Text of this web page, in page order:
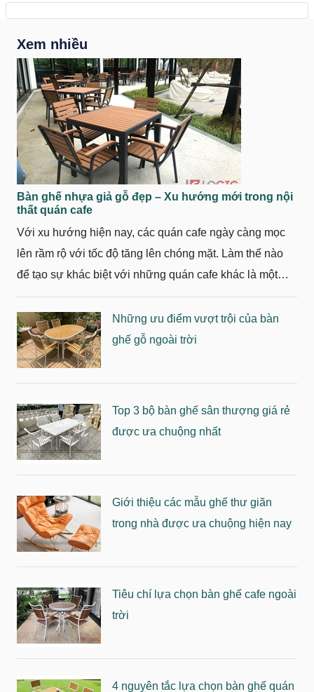
Xem nhiều
Bàn ghế nhựa giả gỗ đẹp – Xu hướng mới trong nội
thất quán cafe
Với xu hướng hiện nay, các quán cafe ngày càng mọc
lên rầm rộ với tốc độ tăng lên chóng mặt. Làm thế nào
để tạo sự khác biệt với những quán cafe khác là một
việc không hề dễ dàng. Vậy tại sao không thử bố trí
những bộ bàn ghế nhựa giả gỗ đẹp với nhiều kiểu dáng
cho không gian quán cafe của bạn. Hãy cùng tìm hiểu
về bàn ghế nhựa giả gỗ - xu hướng mới trong nội thất
quán cafe thì chúng ta hãy cùng nhau tìm hiểu.
Những ưu điểm vượt trội của bàn
ghế gỗ ngoài trời
Top 3 bộ bàn ghế sân thượng giá rẻ
được ưa chuộng nhất
Giới thiệu các mẫu ghế thư giãn
trong nhà được ưa chuộng hiện nay
Tiêu chí lựa chọn bàn ghế cafe ngoài
trời
4 nguyên tắc lựa chọn bàn ghế quán